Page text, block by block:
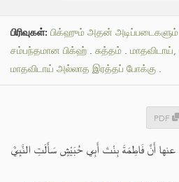
பிரிவுகள்: பிக்ஹும் அதன் அடிப்படைகளும்
சம்பந்தமான பிக்ஹ் . சுத்தம் .
மாதவிடாய் அல்லாத இரத்தப் போக்கு .
PDF
عنها أَنَّ فَاطِمَةَ بِنْتَ أَبِي حُبَيْشٍ سَأَلَتِ النَّبِيَّ